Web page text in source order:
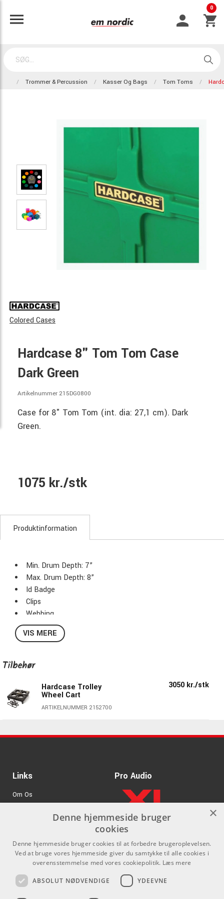
0
Trommer & Percussion Kasser Og Bags Tom Toms
Colored Cases
Hardcase 8" Tom Tom Case
Dark Green
Artikelnummer 215DG0800
Case for 8" Tom Tom (int. dia: 27,1 cm). Dark
Green.
1075 kr./stk
Produktinformation
Min. Drum Depth: 7”
Max. Drum Depth: 8”
Id Badge
Clips
Webbing
Belt Ends
Carry Handle
Foam Pads Protection
VIS MERE
Tilbehør
Hardcase Trolley
Wheel Cart
ARTIKELNUMMER 2152700
3050 kr./stk
Links
Om Os
GDPR & Cookies
Pro Audio
.
Kontakt
Som privatperson kan du ikke
Sociale medier
×
Denne hjemmeside bruger
cookies
Denne hjemmeside bruger cookies til at forbedre brugeroplevelsen.
Ved at bruge vores hjemmeside giver du samtykke til alle cookies i
overensstemmelse med vores cookiepolitik. Læs mere
ABSOLUT NØDVENDIGE YDEEVNE